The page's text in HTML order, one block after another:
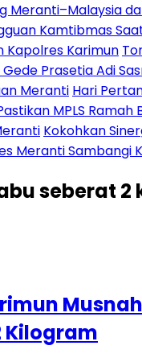
Meranti–Malaysia
Kamtibmas
Kapolres Karimun
Gede Prasetia Adi
Meranti Hari
MPLS
Kokohkan
Meranti Sambangi
seberat 2
Kilogram